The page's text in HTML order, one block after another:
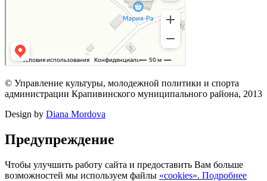
© Управление культуры, молодежной политики и спорта
администрации Крапивинского муниципального района, 2013
Design by Diana Mordova
Предупреждение
Чтобы улучшить работу сайта и предоставить Вам больше
возможностей мы используем файлы «cookies». Подробнее